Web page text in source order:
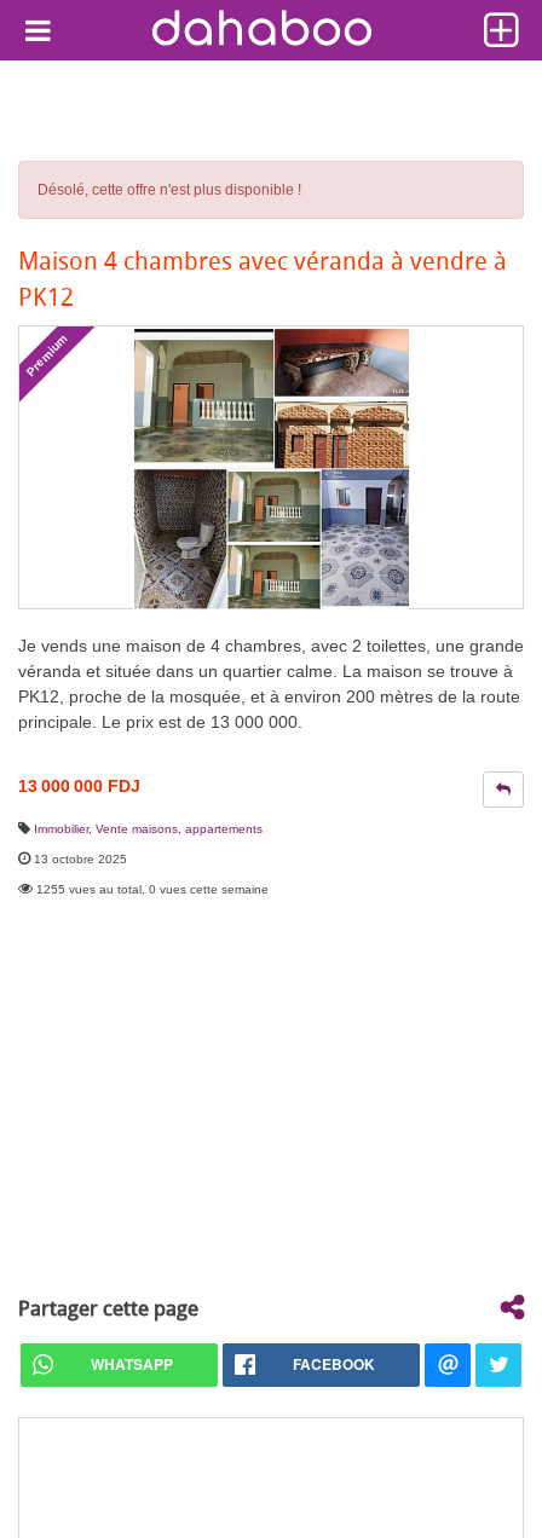
Désolé, cette offre n'est plus disponible !
Maison 4 chambres avec véranda à vendre à
PK12
Premium
Je vends une maison de 4 chambres, avec 2 toilettes, une grande
véranda et située dans un quartier calme. La maison se trouve à
PK12, proche de la mosquée, et à environ 200 mètres de la route
principale. Le prix est de 13 000 000.
13 000 000 FDJ
Immobilier, Vente maisons, appartements
13 octobre 2025
1255 vues au total, 0 vues cette semaine
Partager cette page
WHATSAPP FACEBOOK